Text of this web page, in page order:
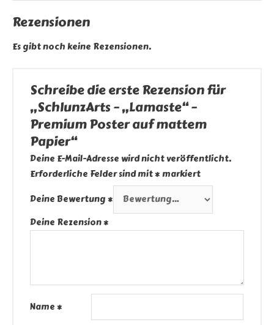
Rezensionen
Es gibt noch keine Rezensionen.
Schreibe die erste Rezension für
„SchlunzArts – „Lamaste“ –
Premium Poster auf mattem
Papier“
Deine E-Mail-Adresse wird nicht veröffentlicht.
Erforderliche Felder sind mit* markiert
Deine Bewertung*
Deine Rezension*
Name*